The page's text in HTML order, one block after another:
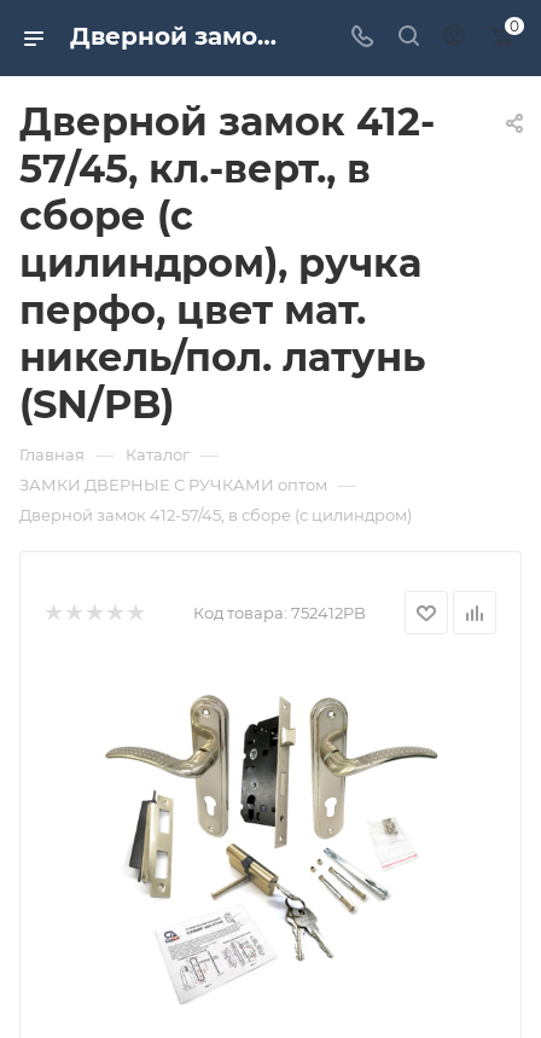
Дверной замок 412-57/45, кл.-верт., в сборе (с цилиндром), ручка перфо, цвет мат. никель/пол. латунь (SN/PB). Дверная и мебельная фурнитура САМИР-КИЛИТ | Оптовые поставки 0
Дверной замок 412-
57/45, кл.-верт., в
сборе (с
цилиндром), ручка
перфо, цвет мат.
никель/пол. латунь
(SN/PB)
Главная — Каталог —
ЗАМКИ ДВЕРНЫЕ С РУЧКАМИ оптом —
Дверной замок 412-57/45, в сборе (с цилиндром)
Код товара: 752412PB